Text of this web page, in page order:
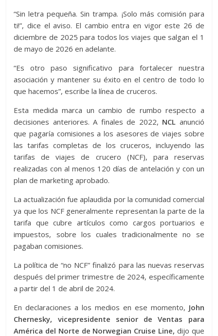
“Sin letra pequeña. Sin trampa. ¡Solo más comisión para
ti!”, dice el aviso. El cambio entra en vigor este 26 de
diciembre de 2025 para todos los viajes que salgan el 1
de mayo de 2026 en adelante.
“Es otro paso significativo para fortalecer nuestra
asociación y mantener su éxito en el centro de todo lo
que hacemos”, escribe la línea de cruceros.
Esta medida marca un cambio de rumbo respecto a
decisiones anteriores. A finales de 2022, NCL anunció
que pagaría comisiones a los asesores de viajes sobre
las tarifas completas de los cruceros, incluyendo las
tarifas de viajes de crucero (NCF), para reservas
realizadas con al menos 120 días de antelación y con un
plan de marketing aprobado.
La actualización fue aplaudida por la comunidad comercial
ya que los NCF generalmente representan la parte de la
tarifa que cubre artículos como cargos portuarios e
impuestos, sobre los cuales tradicionalmente no se
pagaban comisiones.
La política de “no NCF” finalizó para las nuevas reservas
después del primer trimestre de 2024, específicamente
a partir del 1 de abril de 2024.
En declaraciones a los medios en ese momento, John
Chernesky, vicepresidente senior de Ventas para
América del Norte de Norwegian Cruise Line, dijo que